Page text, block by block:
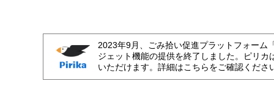
2023年9月、ごみ拾い促進プラットフォーム
ジェット機能の提供を終了しました。ピリカ
いただけます。詳細はこちらをご確認くださ